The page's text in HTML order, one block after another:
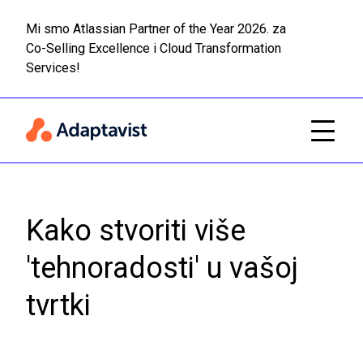
Mi smo Atlassian Partner of the Year 2026. za
Co-Selling Excellence i Cloud Transformation
Services!
Kako stvoriti više
'tehnoradosti' u vašoj
tvrtki